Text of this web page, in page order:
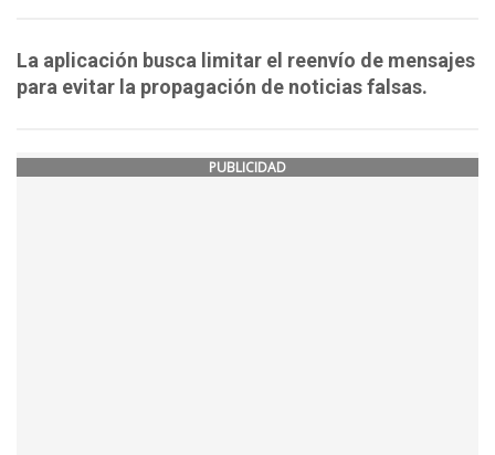
La aplicación busca limitar el reenvío de mensajes
para evitar la propagación de noticias falsas.
PUBLICIDAD